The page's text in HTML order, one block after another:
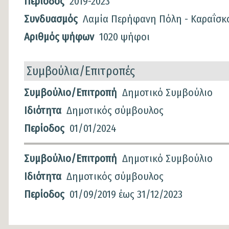
Συνδυασμός Λαμία Περήφανη Πόλη -
Αριθμός ψήφων 1020 ψήφοι
Συμβούλια/Επιτροπές
Συμβούλια/
Επιτροπές
Συμβούλιο/Επιτροπή Δημοτικό Συμβούλιο
Ιδιότητα Δημοτικός σύμβουλος
Περίοδος 01/01/2024
Συμβούλιο/Επιτροπή Δημοτικό Συμβούλιο
Ιδιότητα Δημοτικός σύμβουλος
Περίοδος 01/09/2019 έως 31/12/2023